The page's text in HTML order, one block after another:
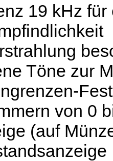
19 kHz für
Töne zur
von 0
(auf